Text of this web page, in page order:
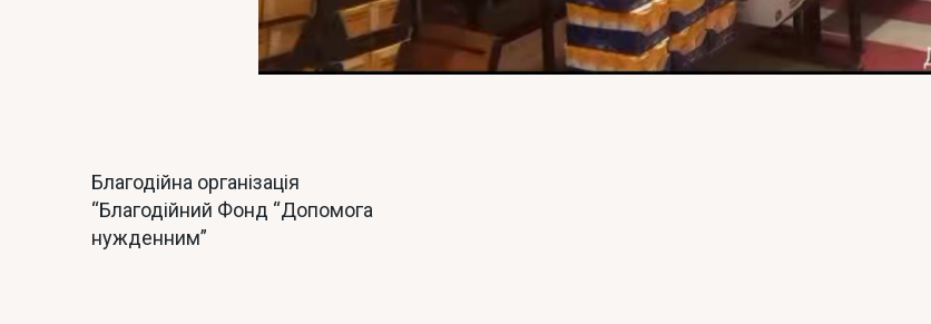
Благодійна організація
“Благодійний Фонд “Допомога
нужденним”